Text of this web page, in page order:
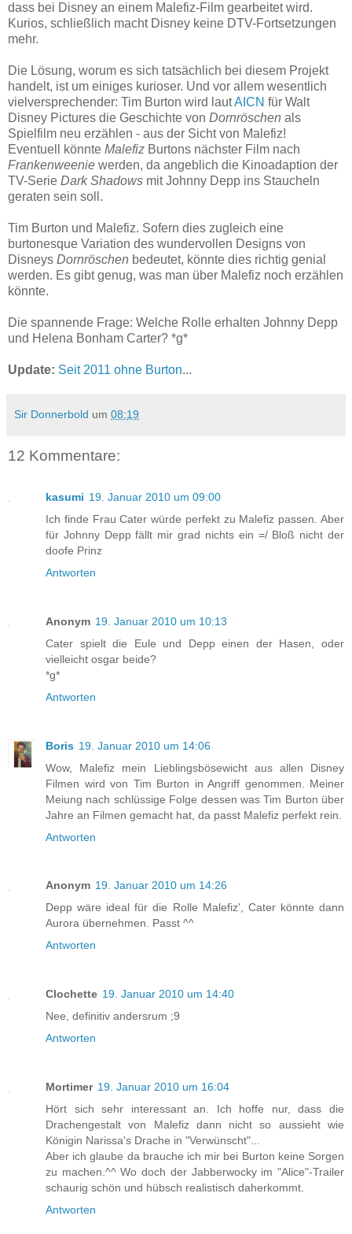
dass bei Disney an einem Malefiz-Film gearbeitet wird.
Kurios, schließlich macht Disney keine DTV-Fortsetzungen
mehr.
Die Lösung, worum es sich tatsächlich bei diesem Projekt
handelt, ist um einiges kurioser. Und vor allem wesentlich
vielversprechender: Tim Burton wird lautAICN für Walt
Disney Pictures die Geschichte von Dornröschen als
Spielfilm neu erzählen - aus der Sicht von Malefiz!
Eventuell könnte Malefiz Burtons nächster Film nach
Frankenweenie werden, da angeblich die Kinoadaption der
TV-Serie Dark Shadows mit Johnny Depp ins Staucheln
geraten sein soll.
Tim Burton und Malefiz. Sofern dies zugleich eine
burtonesque Variation des wundervollen Designs von
Disneys Dornröschen bedeutet, könnte dies richtig genial
werden. Es gibt genug, was man über Malefiz noch erzählen
könnte.
Die spannende Frage: Welche Rolle erhalten Johnny Depp
und Helena Bonham Carter? *g*
Update: Seit 2011 ohne Burton...
Sir Donnerbold um 08:19
12 Kommentare:
kasumi 19. Januar 2010 um 09:00
Ich finde Frau Cater würde perfekt zu Malefiz passen. Aber
für Johnny Depp fällt mir grad nichts ein =/ Bloß nicht der
doofe Prinz
Antworten
Anonym 19. Januar 2010 um 10:13
Cater spielt die Eule und Depp einen der Hasen, oder
vielleicht osgar beide?
*g*
Antworten
Boris 19. Januar 2010 um 14:06
Wow, Malefiz mein Lieblingsbösewicht aus allen Disney
Filmen wird von Tim Burton in Angriff genommen. Meiner
Meiung nach schlüssige Folge dessen was Tim Burton über
Jahre an Filmen gemacht hat, da passt Malefiz perfekt rein.
Antworten
Anonym 19. Januar 2010 um 14:26
Depp wäre ideal für die Rolle Malefiz', Cater könnte dann
Aurora übernehmen. Passt ^^
Antworten
Clochette 19. Januar 2010 um 14:40
Nee, definitiv andersrum ;9
Antworten
Mortimer 19. Januar 2010 um 16:04
Hört sich sehr interessant an. Ich hoffe nur, dass die
Drachengestalt von Malefiz dann nicht so aussieht wie
Königin Narissa's Drache in "Verwünscht"...
Aber ich glaube da brauche ich mir bei Burton keine Sorgen
zu machen.^^ Wo doch der Jabberwocky im "Alice"-Trailer
schaurig schön und hübsch realistisch daherkommt.
Antworten